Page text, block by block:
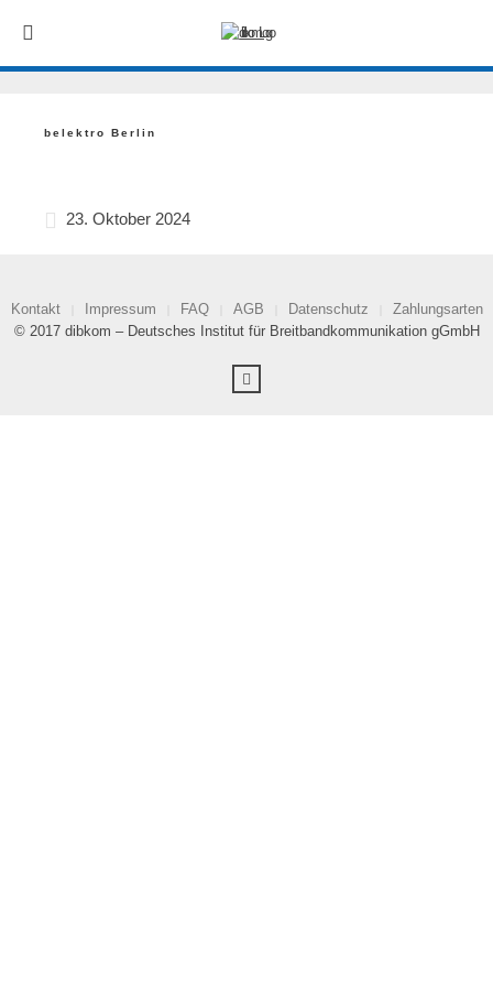
belektro Berlin
23. Oktober 2024
Kontakt Impressum FAQ AGB Datenschutz
Zahlungsarten
© 2017 dibkom – Deutsches Institut für Breitbandkommunikation gGmbH